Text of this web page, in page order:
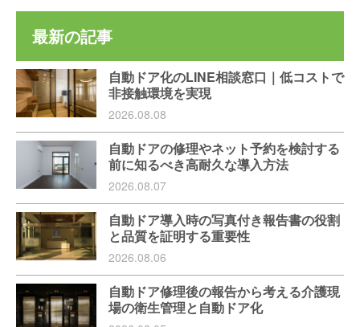
最新の記事
自動ドア化のLINE相談窓口｜低コストで
非接触環境を実現
2026.08.08
自動ドアの修理やネット予約を検討する
前に知るべき高耐久な導入方法
2026.08.07
自動ドア導入時の写真付き報告書の役割
と品質を証明する重要性
2026.08.06
自動ドア修理後の報告から考える介護現
場の衛生管理と自動ドア化